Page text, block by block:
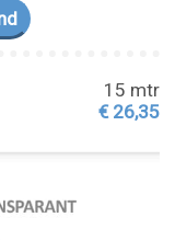
15 mtr
€ 26,35